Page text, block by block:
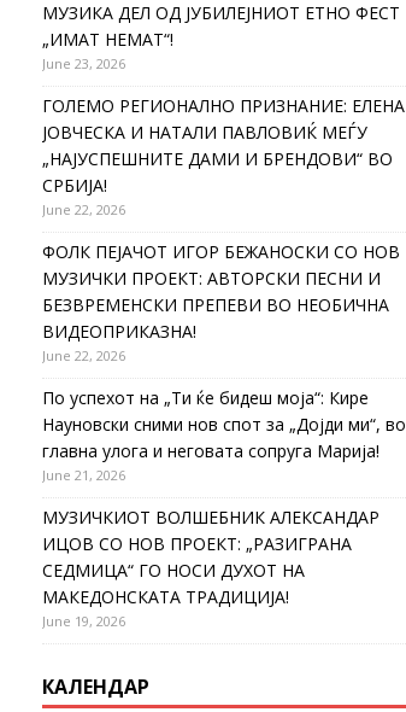
МУЗИКА ДЕЛ ОД ЈУБИЛЕЈНИОТ ЕТНО ФЕСТ
„ИМАТ НЕМАТ“!
June 23, 2026
ГОЛЕМО РЕГИОНАЛНО ПРИЗНАНИЕ: ЕЛЕНА
ЈОВЧЕСКА И НАТАЛИ ПАВЛОВИЌ МЕЃУ
„НАЈУСПЕШНИТЕ ДАМИ И БРЕНДОВИ“ ВО
СРБИЈА!
June 22, 2026
ФОЛК ПЕЈАЧОТ ИГОР БЕЖАНОСКИ СО НОВ
МУЗИЧКИ ПРОЕКТ: АВТОРСКИ ПЕСНИ И
БЕЗВРЕМЕНСКИ ПРЕПЕВИ ВО НЕОБИЧНА
ВИДЕОПРИКАЗНА!
June 22, 2026
По успехот на „Ти ќе бидеш моја“: Кире
Науновски сними нов спот за „Дојди ми“, во
главна улога и неговата сопруга Марија!
June 21, 2026
МУЗИЧКИОТ ВОЛШЕБНИК АЛЕКСАНДАР
ИЦОВ СО НОВ ПРОЕКТ: „РАЗИГРАНА
СЕДМИЦА“ ГО НОСИ ДУХОТ НА
МАКЕДОНСКАТА ТРАДИЦИЈА!
June 19, 2026
КАЛЕНДАР